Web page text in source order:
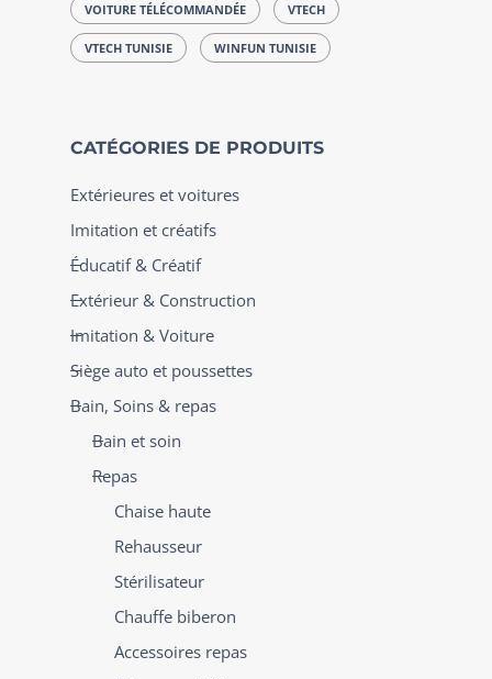
VOITURE TÉLÉCOMMANDÉE VTECH
VTECH TUNISIE WINFUN TUNISIE
CATÉGORIES DE PRODUITS
Extérieures et voitures
Imitation et créatifs
Éducatif & Créatif
Extérieur & Construction
Imitation & Voiture
Siège auto et poussettes
Bain, Soins & repas
Bain et soin
Repas
Chaise haute
Rehausseur
Stérilisateur
Chauffe biberon
Accessoires repas